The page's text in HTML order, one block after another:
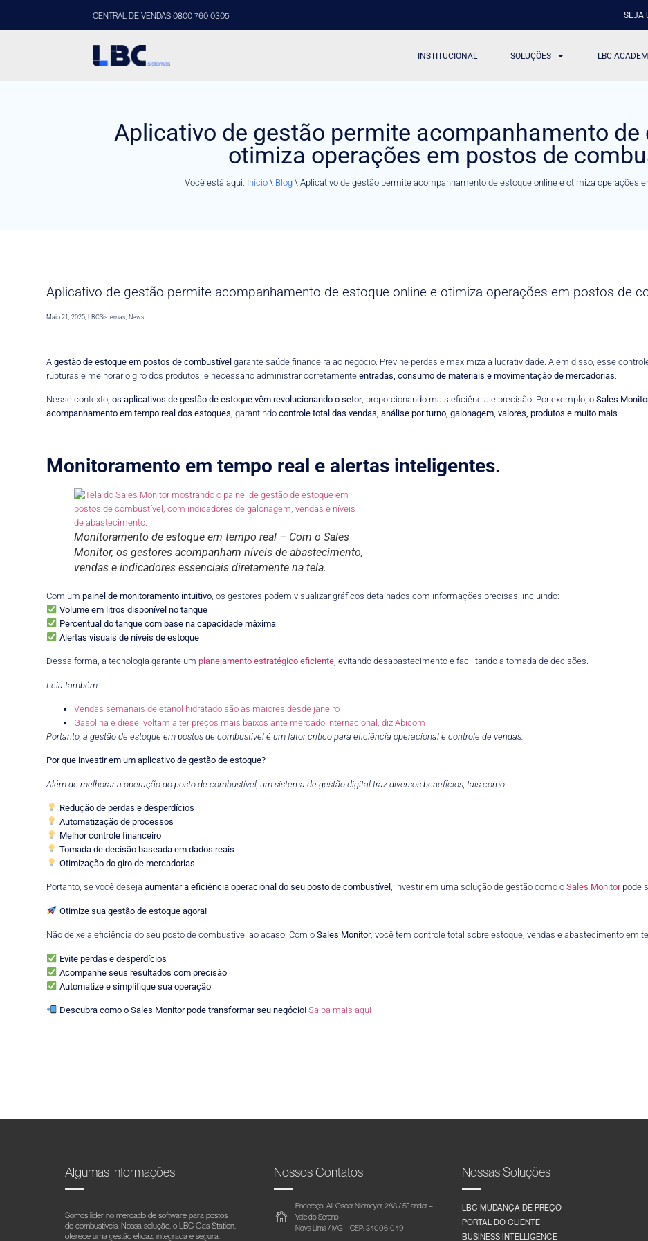
CENTRAL DE VENDAS 0800 760 0305 SEJA
INSTITUCIONAL SOLUÇÕES LBC
Aplicativo de gestão permite acompanhamento de
otimiza operações em postos de
Você está aqui: Início\ Blog\ Aplicativo de gestão permite acompanhamento de estoque online e otimiza operações
Aplicativo de gestão permite acompanhamento de estoque online e otimiza operações em postos de
Maio 21, 2025 ,LBCSistemas News
Agestão de estoque em postos de combustível garante saúde financeira ao negócio. Previne perdas e maximiza a lucratividade.Além disso, esse
rupturas e melhorar o giro dos produtos, é necessário administrar corretamenteentradas, consumo de materiais e movimentação de mercadorias
Nesse contexto,os aplicativos de gestão de estoque vêm revolucionando o setor, proporcionando mais eficiência e precisão. Por exemplo, oSales
acompanhamento em tempo real dos estoques , garantindocontrole total das vendas, análise por turno, galonagem, valores, produtos e muito mais
Monitoramento em tempo real e alertas inteligentes.
Monitoramento de estoque em tempo real – Com o Sales
Monitor, os gestores acompanham níveis de abastecimento,
vendas e indicadores essenciais diretamente na tela.
Com umpainel de monitoramento intuitivo , os gestores podem visualizar gráficos detalhados com informações precisas, incluindo:
Volume em litros disponível no tanque
Percentual do tanque com base na capacidade máxima
Alertas visuais de níveis de estoque
Dessa forma, a tecnologia garante um planejamento estratégico eficiente, evitando desabastecimento e facilitando a tomada de decisões.
Leia também:
Vendas semanais de etanol hidratado são as maiores desde janeiro
Gasolina e diesel voltam a ter preços mais baixos ante mercado internacional, diz Abicom
Portanto, a gestão de estoque em postos de combustível é um fator crítico para eficiência operacional e controle de vendas.
Por que investir em um aplicativo de gestão de estoque?
Além de melhorar a operação do posto de combustível, um sistema de gestão digital traz diversos benefícios, tais como:
Redução de perdas e desperdícios
Automatização de processos
Melhor controle financeiro
Tomada de decisão baseada em dados reais
Otimização do giro de mercadorias
Portanto, se você desejaaumentar a eficiência operacional do seu posto de combustível , investir em uma solução de gestão como oSales Monitorpode
Otimize sua gestão de estoque agora!
Não deixe a eficiência do seu posto de combustível ao acaso. Com oSales Monitor, você tem controle total sobre estoque, vendas e abastecimento em
Evite perdas e desperdícios
Acompanhe seus resultados com precisão
Automatize e simplifique sua operação
Descubra como o Sales Monitor pode transformar seu negócio! Saiba mais aqui
Algumas informações
Somos líder no mercado de software para postos
de combustíveis. Nossa solução, o LBC Gas Station,
oferece uma gestão eficaz, integrada e segura.
Nossos Contatos
Endereço: Al. Oscar Niemeyer, 288 / 5º andar –
Vale do Sereno
Nova Lima / MG – CEP: 34006-049
Nossas Soluções
LBC MUDANÇA DE PREÇO
PORTAL DO CLIENTE
BUSINESS INTELLIGENCE